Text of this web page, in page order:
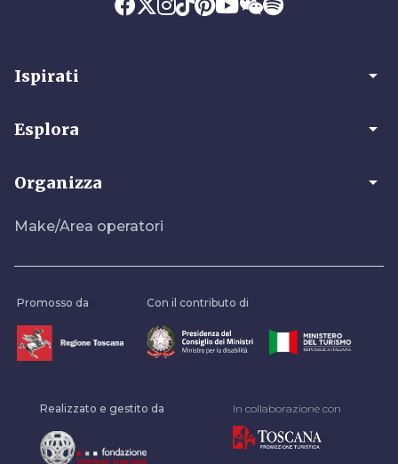
Ispirati arrow_drop_down
Esplora arrow_drop_down
Organizza arrow_drop_down
Make/Area operatori
Promosso da Con il contributo di
Realizzato e gestito da In collaborazione con